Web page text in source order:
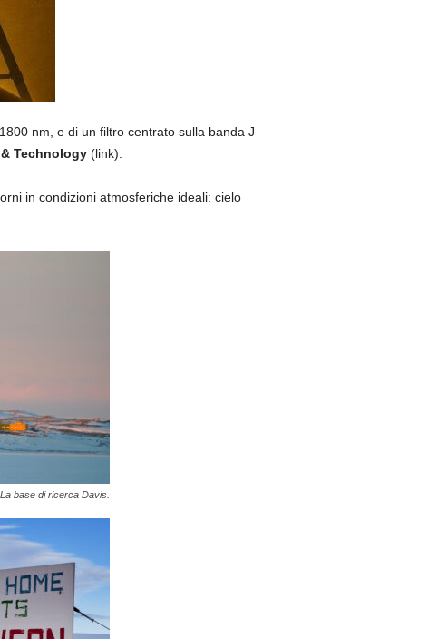
nm, e di un filtro centrato sulla banda J
Technology(link).
in condizioni atmosferiche ideali: cielo
La base di ricerca Davis.